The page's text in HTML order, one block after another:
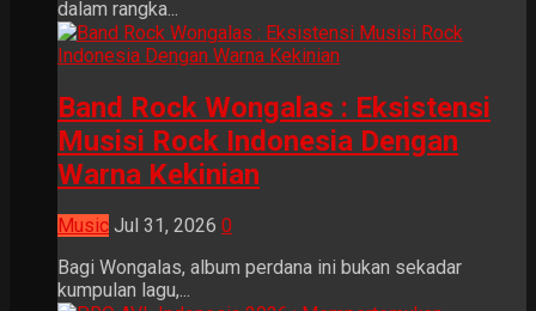
dalam rangka...
Band Rock Wongalas : Eksistensi
Musisi Rock Indonesia Dengan
Warna Kekinian
Music Jul 31, 2026 0
Bagi Wongalas, album perdana ini bukan sekadar
kumpulan lagu,...